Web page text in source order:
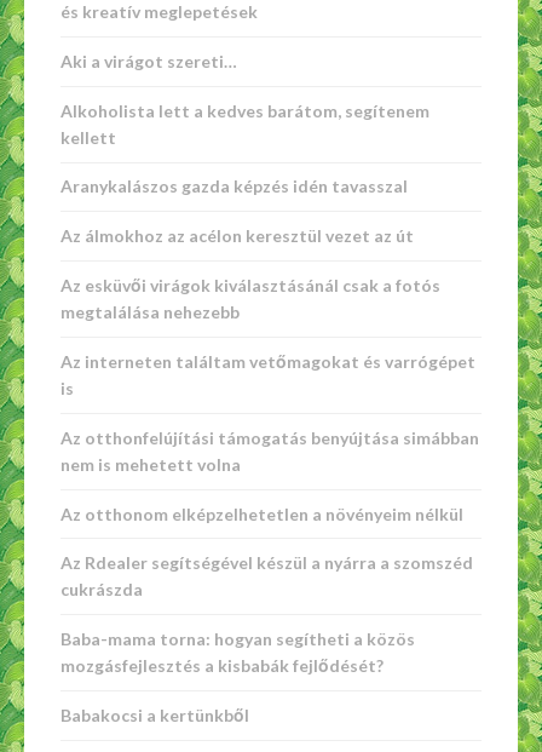
és kreatív meglepetések
Aki a virágot szereti…
Alkoholista lett a kedves barátom, segítenem
kellett
Aranykalászos gazda képzés idén tavasszal
Az álmokhoz az acélon keresztül vezet az út
Az esküvői virágok kiválasztásánál csak a fotós
megtalálása nehezebb
Az interneten találtam vetőmagokat és varrógépet
is
Az otthonfelújítási támogatás benyújtása simábban
nem is mehetett volna
Az otthonom elképzelhetetlen a növényeim nélkül
Az Rdealer segítségével készül a nyárra a szomszéd
cukrászda
Baba-mama torna: hogyan segítheti a közös
mozgásfejlesztés a kisbabák fejlődését?
Babakocsi a kertünkből